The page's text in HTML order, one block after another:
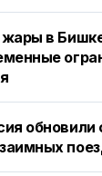
в
обновили